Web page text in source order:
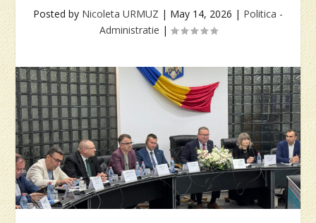
Posted by Nicoleta URMUZ | May 14, 2026 | Politica -
Administratie |